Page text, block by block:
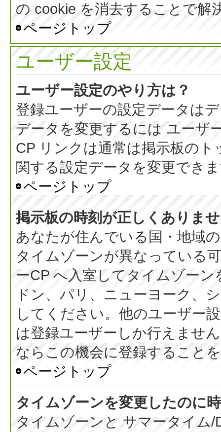
の cookie を消去することで解
ページトップ
ユーザー設定
ユーザー設定のやり方は？
登録ユーザーの設定データは
データを変更するには ユーザ
CP リンクは通常は掲示板の
関する設定データを変更でき
ページトップ
掲示板の時刻が正しくありま
あなたが住んでいる国・地域
タイムゾーンが異なっている
ーCP へ入室してタイムゾー
ドン、パリ、ニューヨーク、
してください。他のユーザー
は登録ユーザーしか行えませ
ならこの機会に登録すること
ページトップ
タイムゾーンを変更したのに
タイムゾーンと サマータイム